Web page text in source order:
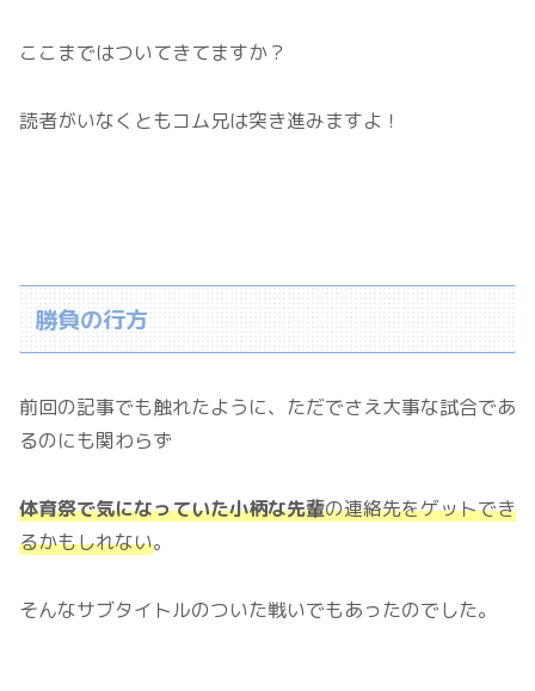
ここまではついてきてますか？
読者がいなくともコム兄は突き進みますよ！
勝負の行方
前回の記事でも触れたように、ただでさえ大事な試合であ
るのにも関わらず
体育祭で気になっていた小柄な先輩の連絡先をゲットでき
るかもしれない。
そんなサブタイトルのついた戦いでもあったのでした。